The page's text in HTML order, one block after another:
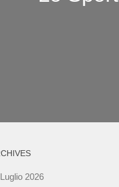
Luglio 2026